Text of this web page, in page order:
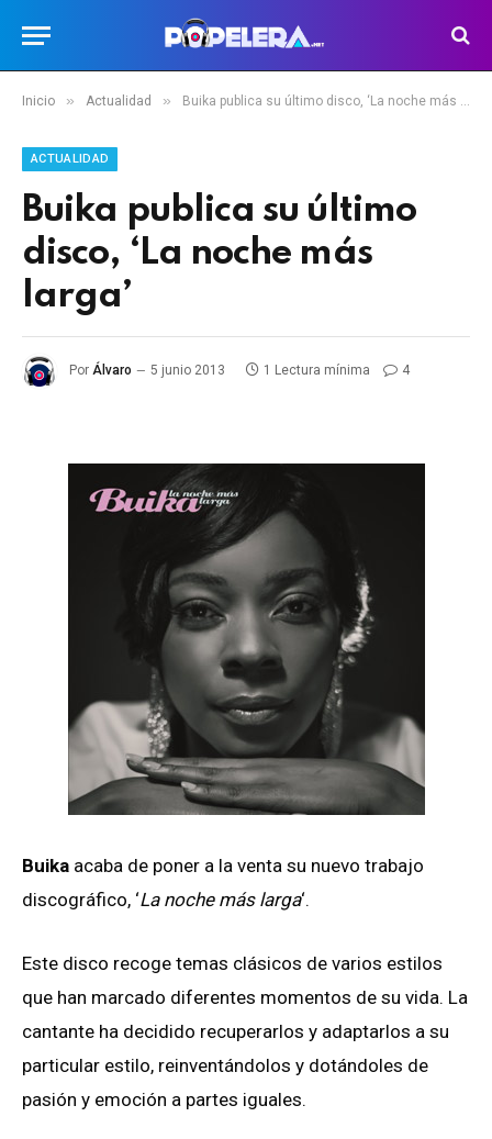
Inicio » Actualidad » Buika publica su último disco, ‘La noche más larga’
ACTUALIDAD
Buika publica su último
disco, ‘La noche más
larga’
Por Álvaro 5 junio 2013 1 Lectura mínima 4
Buika acaba de poner a la venta su nuevo trabajo
discográfico, ‘La noche más larga‘.
Este disco recoge temas clásicos de varios estilos
que han marcado diferentes momentos de su vida. La
cantante ha decidido recuperarlos y adaptarlos a su
particular estilo, reinventándolos y dotándoles de
pasión y emoción a partes iguales.